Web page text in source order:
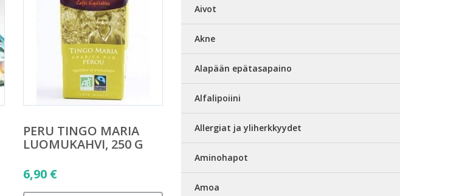
PERU TINGO MARIA
LUOMUKAHVI, 250 G
6,90 €
Aivot
Akne
Alapään epätasapaino
Alfalipoiini
Allergiat ja yliherkkyydet
Aminohapot
Amoa